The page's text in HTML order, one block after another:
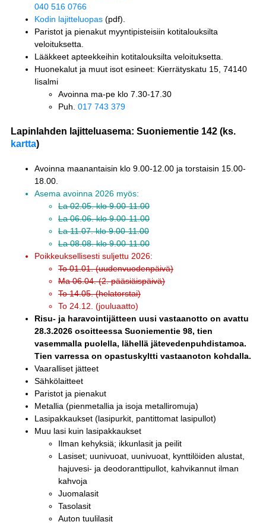
040 516 0766
Kodin lajitteluopas(pdf).
Paristot ja pienakut myyntipisteisiin kotitalouksilta
veloituksetta.
Lääkkeet apteekkeihin kotitalouksilta veloituksetta.
Huonekalut ja muut isot esineet: Kierrätyskatu 15, 74140
Iisalmi
Avoinna ma-pe klo 7.30-17.30
Puh. 017 743 379
Lapinlahden lajitteluasema: Suoniementie 142 (ks.
kartta)
Avoinna maanantaisin klo 9.00-12.00 ja torstaisin 15.00-
18.00.
Asema avoinna 2026 myös:
La 02.05. klo 9.00-11.00
La 06.06. klo 9.00-11.00
La 11.07. klo 9.00-11.00
La 08.08. klo 9.00-11.00
Poikkeuksellisesti suljettu 2026:
To 01.01. (uudenvuodenpäivä)
Ma 06.04. (2. pääsiäispäivä)
To 14.05. (helatorstai)
To 24.12. (jouluaatto)
Risu- ja haravointijätteen uusi vastaanotto on avattu
28.3.2026 osoitteessa Suoniementie 98, tien
vasemmalla puolella, lähellä jätevedenpuhdistamoa.
Tien varressa on opastuskyltti vastaanoton kohdalla.
Vaaralliset jätteet
Sähkölaitteet
Paristot ja pienakut
Metallia (pienmetallia ja isoja metalliromuja)
Lasipakkaukset (lasipurkit, pantittomat lasipullot)
Muu lasi kuin lasipakkaukset
Ilman kehyksiä; ikkunlasit ja peilit
Lasiset; uunivuoat, uunivuoat, kynttilöiden alustat,
hajuvesi- ja deodoranttipullot, kahvikannut ilman
kahvoja
Juomalasit
Tasolasit
Auton tuulilasit